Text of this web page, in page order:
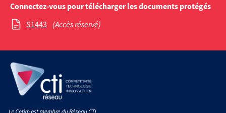
Connectez-vous pour télécharger les documents protégés
S1443
(Accès réservé)